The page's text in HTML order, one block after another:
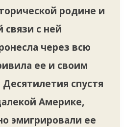
родине и
связи с ней
через всю
ее и своим
спустя
Америке,
эмигрировали ее